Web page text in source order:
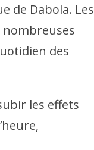
de Dabola. Les
des
les effets